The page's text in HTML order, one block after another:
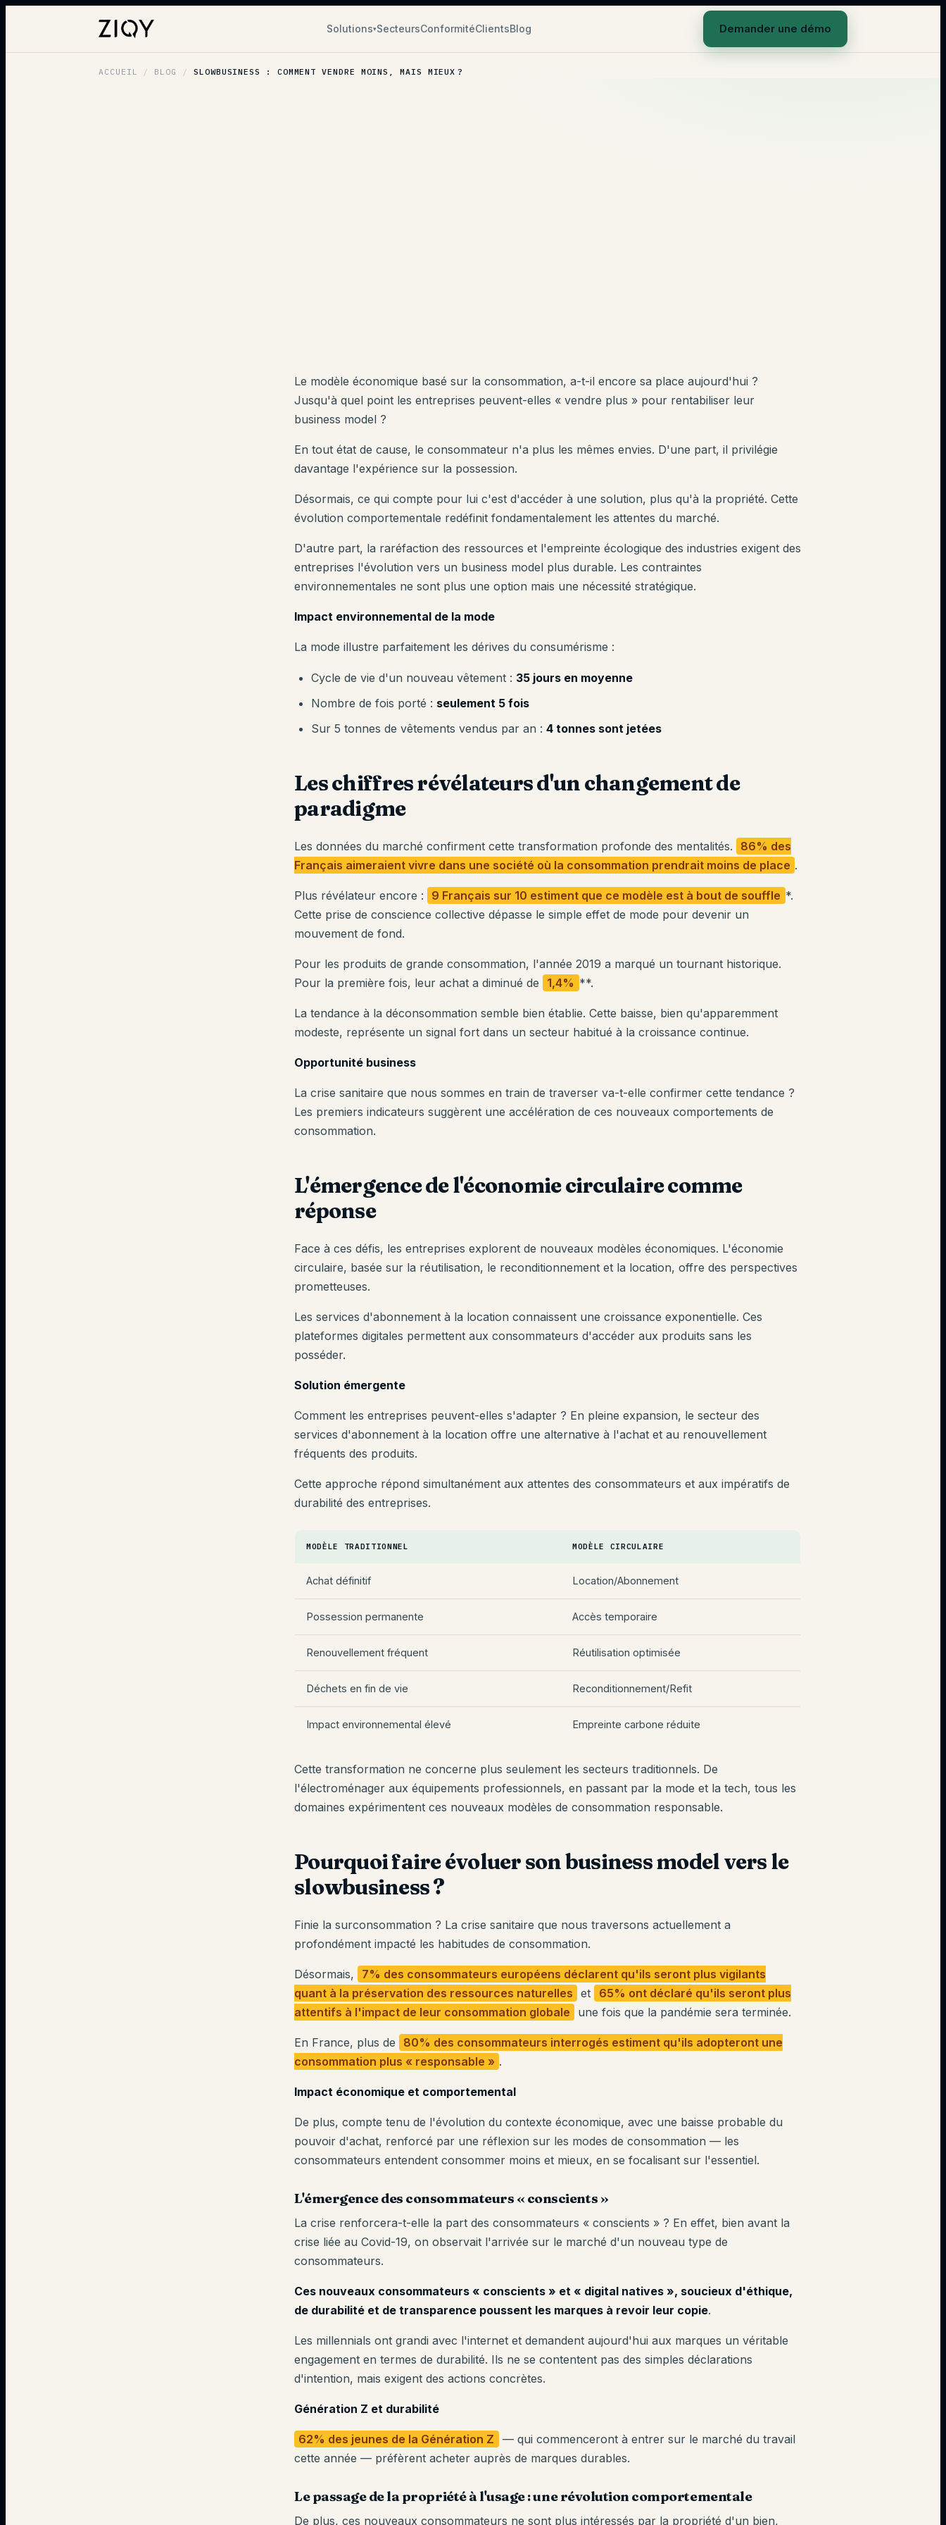
Solutions▾SecteursConformitéClientsBlog Demander une démo
ACCUEIL / BLOG / SLOWBUSINESS : COMMENT VENDRE MOINS, MAIS MIEUX ?
Le modèle économique basé sur la consommation, a-t-il encore sa place aujourd'hui ?
Jusqu'à quel point les entreprises peuvent-elles « vendre plus » pour rentabiliser leur
business model ?
En tout état de cause, le consommateur n'a plus les mêmes envies. D'une part, il privilégie
davantage l'expérience sur la possession.
Désormais, ce qui compte pour lui c'est d'accéder à une solution, plus qu'à la propriété. Cette
évolution comportementale redéfinit fondamentalement les attentes du marché.
D'autre part, la raréfaction des ressources et l'empreinte écologique des industries exigent des
entreprises l'évolution vers un business model plus durable. Les contraintes
environnementales ne sont plus une option mais une nécessité stratégique.
Impact environnemental de la mode
La mode illustre parfaitement les dérives du consumérisme :
Cycle de vie d'un nouveau vêtement : 35 jours en moyenne
Nombre de fois porté : seulement 5 fois
Sur 5 tonnes de vêtements vendus par an : 4 tonnes sont jetées
Les chiffres révélateurs d'un changement de
paradigme
Les données du marché confirment cette transformation profonde des mentalités.
86% des
Français aimeraient vivre dans une société où la consommation prendrait moins de place .
Plus révélateur encore : 9 Français sur 10 estiment que ce modèle est à bout de souffle *.
Cette prise de conscience collective dépasse le simple effet de mode pour devenir un
mouvement de fond.
Pour les produits de grande consommation, l'année 2019 a marqué un tournant historique.
Pour la première fois, leur achat a diminué de
1,4% **.
La tendance à la déconsommation semble bien établie. Cette baisse, bien qu'apparemment
modeste, représente un signal fort dans un secteur habitué à la croissance continue.
Opportunité business
La crise sanitaire que nous sommes en train de traverser va-t-elle confirmer cette tendance ?
Les premiers indicateurs suggèrent une accélération de ces nouveaux comportements de
consommation.
L'émergence de l'économie circulaire comme
réponse
Face à ces défis, les entreprises explorent de nouveaux modèles économiques. L'économie
circulaire, basée sur la réutilisation, le reconditionnement et la location, offre des perspectives
prometteuses.
Les services d'abonnement à la location connaissent une croissance exponentielle. Ces
plateformes digitales permettent aux consommateurs d'accéder aux produits sans les
posséder.
Solution émergente
Comment les entreprises peuvent-elles s'adapter ? En pleine expansion, le secteur des
services d'abonnement à la location offre une alternative à l'achat et au renouvellement
fréquents des produits.
Cette approche répond simultanément aux attentes des consommateurs et aux impératifs de
durabilité des entreprises.
MODÈLE TRADITIONNEL MODÈLE CIRCULAIRE
Achat définitif Location/Abonnement
Possession permanente Accès temporaire
Renouvellement fréquent Réutilisation optimisée
Déchets en fin de vie Reconditionnement/Refit
Impact environnemental élevé Empreinte carbone réduite
Cette transformation ne concerne plus seulement les secteurs traditionnels. De
l'électroménager aux équipements professionnels, en passant par la mode et la tech, tous les
domaines expérimentent ces nouveaux modèles de consommation responsable.
Pourquoi faire évoluer son business model vers le
slowbusiness ?
Finie la surconsommation ? La crise sanitaire que nous traversons actuellement a
profondément impacté les habitudes de consommation.
Désormais,
7% des consommateurs européens déclarent qu'ils seront plus vigilants
quant à la préservation des ressources naturelles et
65% ont déclaré qu'ils seront plus
attentifs à l'impact de leur consommation globale
une fois que la pandémie sera terminée.
En France, plus de
80% des consommateurs interrogés estiment qu'ils adopteront une
consommation plus « responsable » .
Impact économique et comportemental
De plus, compte tenu de l'évolution du contexte économique, avec une baisse probable du
pouvoir d'achat, renforcé par une réflexion sur les modes de consommation — les
consommateurs entendent consommer moins et mieux, en se focalisant sur l'essentiel.
L'émergence des consommateurs « conscients »
La crise renforcera-t-elle la part des consommateurs « conscients » ? En effet, bien avant la
crise liée au Covid-19, on observait l'arrivée sur le marché d'un nouveau type de
consommateurs.
Ces nouveaux consommateurs « conscients » et « digital natives », soucieux d'éthique,
de durabilité et de transparence poussent les marques à revoir leur copie.
Les millennials ont grandi avec l'internet et demandent aujourd'hui aux marques un véritable
engagement en termes de durabilité. Ils ne se contentent pas des simples déclarations
d'intention, mais exigent des actions concrètes.
Génération Z et durabilité
62% des jeunes de la Génération Z
— qui commenceront à entrer sur le marché du travail
cette année — préfèrent acheter auprès de marques durables.
Le passage de la propriété à l'usage : une révolution comportementale
De plus, ces nouveaux consommateurs ne sont plus intéressés par la propriété d'un bien,